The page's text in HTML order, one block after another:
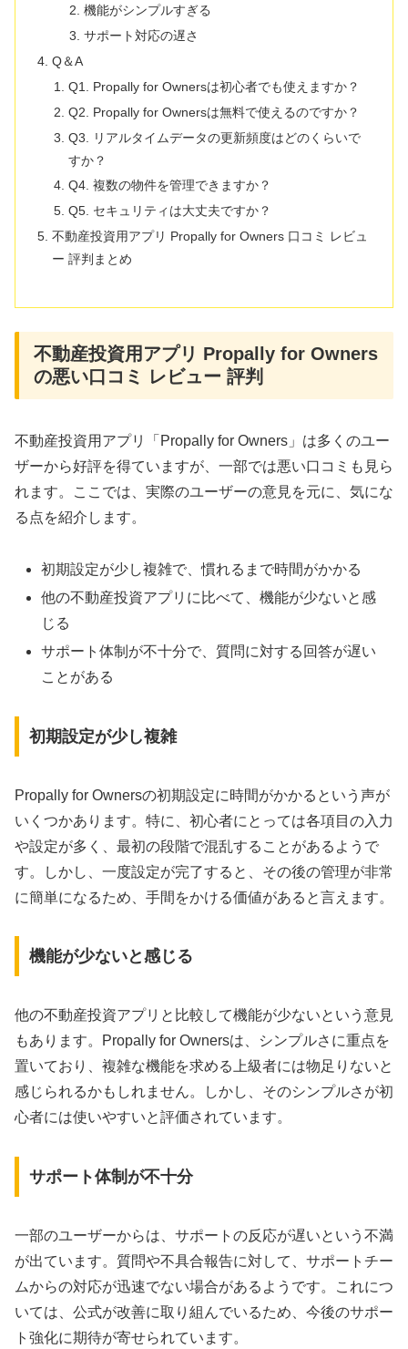
機能がシンプルすぎる
サポート対応の遅さ
Q＆A
Q1. Propally for Ownersは初心者でも使えますか？
Q2. Propally for Ownersは無料で使えるのですか？
Q3. リアルタイムデータの更新頻度はどのくらいで
すか？
Q4. 複数の物件を管理できますか？
Q5. セキュリティは大丈夫ですか？
不動産投資用アプリ Propally for Owners 口コミ レビュ
ー 評判まとめ
不動産投資用アプリ Propally for Owners
の悪い口コミ レビュー 評判
不動産投資用アプリ「Propally for Owners」は多くのユー
ザーから好評を得ていますが、一部では悪い口コミも見ら
れます。ここでは、実際のユーザーの意見を元に、気にな
る点を紹介します。
初期設定が少し複雑で、慣れるまで時間がかかる
他の不動産投資アプリに比べて、機能が少ないと感
じる
サポート体制が不十分で、質問に対する回答が遅い
ことがある
初期設定が少し複雑
Propally for Ownersの初期設定に時間がかかるという声が
いくつかあります。特に、初心者にとっては各項目の入力
や設定が多く、最初の段階で混乱することがあるようで
す。しかし、一度設定が完了すると、その後の管理が非常
に簡単になるため、手間をかける価値があると言えます。
機能が少ないと感じる
他の不動産投資アプリと比較して機能が少ないという意見
もあります。Propally for Ownersは、シンプルさに重点を
置いており、複雑な機能を求める上級者には物足りないと
感じられるかもしれません。しかし、そのシンプルさが初
心者には使いやすいと評価されています。
サポート体制が不十分
一部のユーザーからは、サポートの反応が遅いという不満
が出ています。質問や不具合報告に対して、サポートチー
ムからの対応が迅速でない場合があるようです。これにつ
いては、公式が改善に取り組んでいるため、今後のサポー
ト強化に期待が寄せられています。